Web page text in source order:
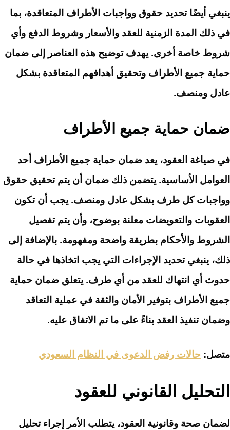
ينبغي أيضًا تحديد حقوق وواجبات الأطراف المتعاقدة، بما
في ذلك المدة الزمنية للعقد والأسعار وشروط الدفع وأي
شروط خاصة أخرى. يهدف توضيح هذه العناصر إلى ضمان
حماية جميع الأطراف وتحقيق أهدافهم المتعاقدة بشكل
عادل ومنصف.
ضمان حماية جميع الأطراف
في صياغة العقود، يعد ضمان حماية جميع الأطراف أحد
العوامل الأساسية. يتضمن ذلك ضمان أن يتم تحقيق حقوق
وواجبات كل طرف بشكل عادل ومنصف. يجب أن تكون
العقوبات والتعويضات معلنة بوضوح، وأن يتم تفصيل
الشروط والأحكام بطريقة واضحة ومفهومة. بالإضافة إلى
ذلك، ينبغي تحديد الإجراءات التي يجب اتخاذها في حالة
حدوث أي انتهاك للعقد من أي طرف. يتعلق ضمان حماية
جميع الأطراف بتوفير الأمان والثقة في عملية التعاقد
وضمان تنفيذ العقد بناءً على ما تم الاتفاق عليه.
متصل: حالات رفض الدعوى في النظام السعودي
التحليل القانوني للعقود
لضمان صحة وقانونية العقود، يتطلب الأمر إجراء تحليل